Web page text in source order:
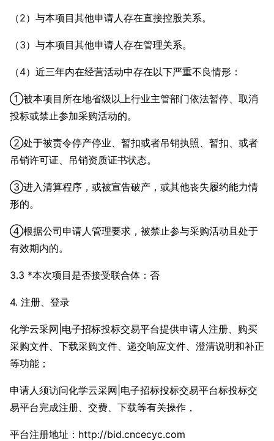
（2）与本项目其他申请人存在直接控股关系。
（3）与本项目其他申请人存在管理关系。
（4）近三年内在经营活动中存在以下严重不良情形：
①被本项目所在地省级以上行业主管部门依法暂停、取消
投标或禁止参加采购活动的。
②处于被责令停产停业、暂扣或者吊销执照、暂扣、或者
吊销许可证、吊销资质证书状态。
③进入清算程序，或被宣告破产，或其他丧失履约能力情
形的。
④根据公司申请人管理要求，被禁止参与采购活动且处于
有效期内的。
3.3 *本次项目是否接受联合体：否
4. 注册、登录
化学云采网|电子招标投标交易平台提供申请人注册、购买
采购文件、下载采购文件、递交响应文件、澄清说明和补正
等功能；
申请人须访问化学云采网|电子招标投标交易平台标投标交
易平台完成注册、交费、下载等有关操作，
平台注册地址：http://bid.cncecyc.com